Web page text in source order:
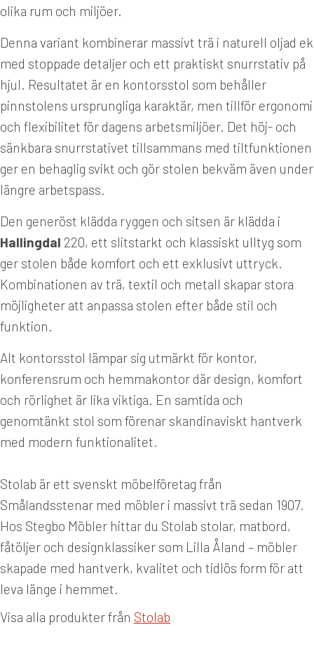
olika rum och miljöer.
Denna variant kombinerar massivt trä i naturell oljad ek
med stoppade detaljer och ett praktiskt snurrstativ på
hjul. Resultatet är en kontorsstol som behåller
pinnstolens ursprungliga karaktär, men tillför ergonomi
och flexibilitet för dagens arbetsmiljöer. Det höj- och
sänkbara snurrstativet tillsammans med tiltfunktionen
ger en behaglig svikt och gör stolen bekväm även under
längre arbetspass.
Den generöst klädda ryggen och sitsen är klädda i
Hallingdal 220, ett slitstarkt och klassiskt ulltyg som
ger stolen både komfort och ett exklusivt uttryck.
Kombinationen av trä, textil och metall skapar stora
möjligheter att anpassa stolen efter både stil och
funktion.
Alt kontorsstol lämpar sig utmärkt för kontor,
konferensrum och hemmakontor där design, komfort
och rörlighet är lika viktiga. En samtida och
genomtänkt stol som förenar skandinaviskt hantverk
med modern funktionalitet.
Stolab är ett svenskt möbelföretag från
Smålandsstenar med möbler i massivt trä sedan 1907.
Hos Stegbo Möbler hittar du Stolab stolar, matbord,
fåtöljer och designklassiker som Lilla Åland – möbler
skapade med hantverk, kvalitet och tidlös form för att
leva länge i hemmet.
Visa alla produkter från Stolab